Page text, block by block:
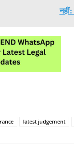
नहीं:
latest judgement